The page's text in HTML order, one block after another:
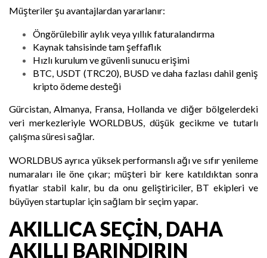
Müşteriler şu avantajlardan yararlanır:
Öngörülebilir aylık veya yıllık faturalandırma
Kaynak tahsisinde tam şeffaflık
Hızlı kurulum ve güvenli sunucu erişimi
BTC, USDT (TRC20), BUSD ve daha fazlası dahil geniş
kripto ödeme desteği
Gürcistan, Almanya, Fransa, Hollanda ve diğer bölgelerdeki
veri merkezleriyle WORLDBUS, düşük gecikme ve tutarlı
çalışma süresi sağlar.
WORLDBUS ayrıca yüksek performanslı ağı ve sıfır yenileme
numaraları ile öne çıkar; müşteri bir kere katıldıktan sonra
fiyatlar stabil kalır, bu da onu geliştiriciler, BT ekipleri ve
büyüyen startuplar için sağlam bir seçim yapar.
AKILLICA SEÇIN, DAHA
AKILLI BARINDIRIN